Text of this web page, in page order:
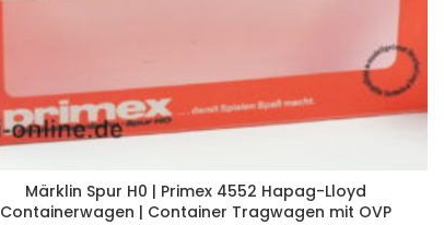
Märklin Spur H0 | Primex 4552 Hapag-Lloyd
Containerwagen | Container Tragwagen mit OVP